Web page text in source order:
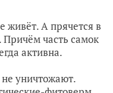
живёт. А прячется в
часть самок
активна.
уничтожают.